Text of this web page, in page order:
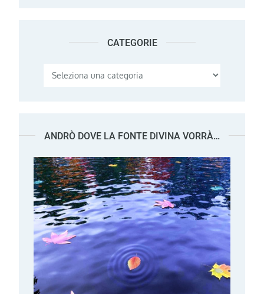
CATEGORIE
Categorie
ANDRÒ DOVE LA FONTE DIVINA VORRÀ…